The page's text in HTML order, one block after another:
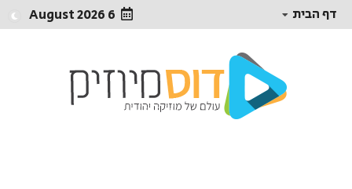
דף הבית 6 August 2026